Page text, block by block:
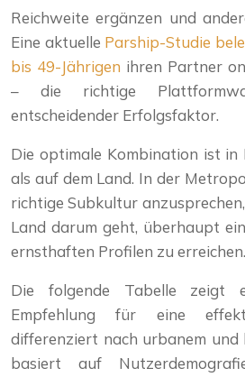
Reichweite ergänzen und
Eine aktuelle Parship-Studie
bis 49-Jährigen ihren Partner
– die richtige
entscheidender Erfolgsfaktor.
Die optimale Kombination ist in
als auf dem Land. In der
richtige Subkultur
Land darum geht, überhaupt
ernsthaften Profilen zu erreichen.
Die folgende Tabelle zeigt
Empfehlung für eine
differenziert nach urbanem und
basiert auf